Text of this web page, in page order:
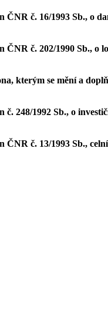
č. 16/1993 Sb., o
č. 202/1990 Sb., o
kterým se mění a
248/1992 Sb., o
č. 13/1993 Sb.,